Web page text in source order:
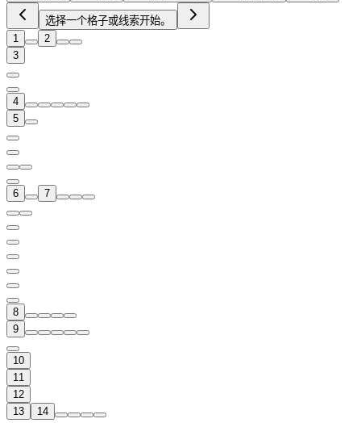
选择一个格子或线索开始。
1
2
3
4
5
6 7
8
9
10
11
12
13
14